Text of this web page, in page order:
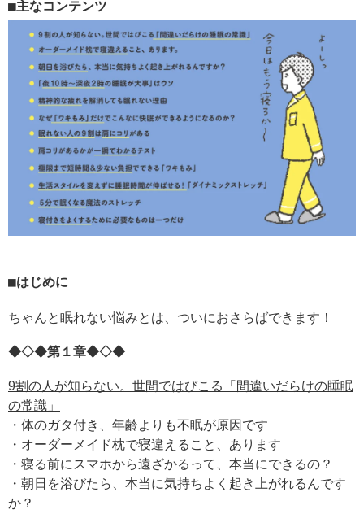
主なコンテンツ
はじめに
ちゃんと眠れない悩みとは、ついにおさらばできます！
◆◇◆第１章◆◇◆
9割の人が知らない。世間ではびこる「間違いだらけの睡眠
の常識」
・体のガタ付き、年齢よりも不眠が原因です
・オーダーメイド枕で寝違えること、あります
・寝る前にスマホから遠ざかるって、本当にできるの？
・朝日を浴びたら、本当に気持ちよく起き上がれるんです
か？